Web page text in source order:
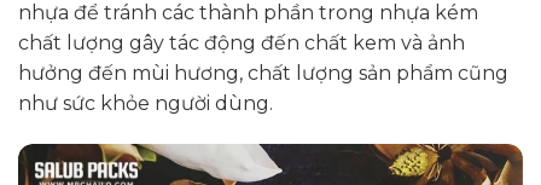
nhựa để tránh các thành phần trong nhựa kém
chất lượng gây tác động đến chất kem và ảnh
hưởng đến mùi hương, chất lượng sản phẩm cũng
như sức khỏe người dùng.